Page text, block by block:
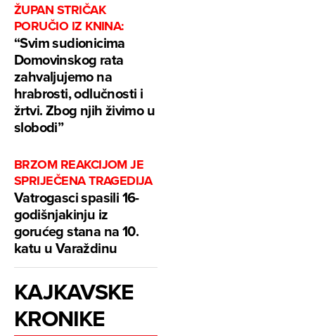
ŽUPAN STRIČAK
PORUČIO IZ KNINA:
“Svim sudionicima
Domovinskog rata
zahvaljujemo na
hrabrosti, odlučnosti i
žrtvi. Zbog njih živimo u
slobodi”
BRZOM REAKCIJOM JE
SPRIJEČENA TRAGEDIJA
Vatrogasci spasili 16-
godišnjakinju iz
gorućeg stana na 10.
katu u Varaždinu
KAJKAVSKE
KRONIKE